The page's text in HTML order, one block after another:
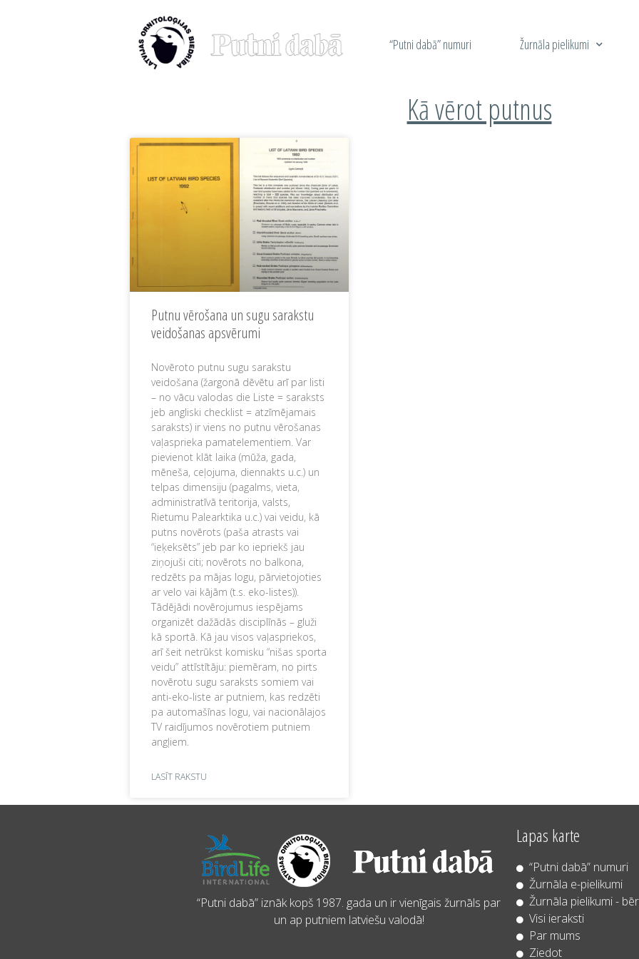
“Putni dabā” numuri Žurnāla pielikumi
Kā vērot putnus
Putnu vērošana un sugu sarakstu
veidošanas apsvērumi
Novēroto putnu sugu sarakstu
veidošana (žargonā dēvētu arī par listi
– no vācu valodas die Liste = saraksts
jeb angliski checklist = atzīmējamais
saraksts) ir viens no putnu vērošanas
vaļasprieka pamatelementiem. Var
pievienot klāt laika (mūža, gada,
mēneša, ceļojuma, diennakts u.c.) un
telpas dimensiju (pagalms, vieta,
administratīvā teritorija, valsts,
Rietumu Palearktika u.c.) vai veidu, kā
putns novērots (paša atrasts vai
“ieķeksēts” jeb par ko iepriekš jau
ziņojuši citi; novērots no balkona,
redzēts pa mājas logu, pārvietojoties
ar velo vai kājām (t.s. eko-listes)).
Tādējādi novērojumus iespējams
organizēt dažādās disciplīnās – gluži
kā sportā. Kā jau visos vaļaspriekos,
arī šeit netrūkst komisku “nišas sporta
veidu” attīstītāju: piemēram, no pirts
novērotu sugu saraksts somiem vai
anti-eko-liste ar putniem, kas redzēti
pa automašīnas logu, vai nacionālajos
TV raidījumos novērotiem putniem
angļiem.
LASĪT RAKSTU
“Putni dabā” iznāk kopš 1987. gada un ir vienīgais žurnāls par
un ap putniem latviešu valodā!
Lapas karte
“Putni dabā” numuri
Žurnāla e-pielikumi
Žurnāla pielikumi -
Visi ieraksti
Par mums
Ziedot